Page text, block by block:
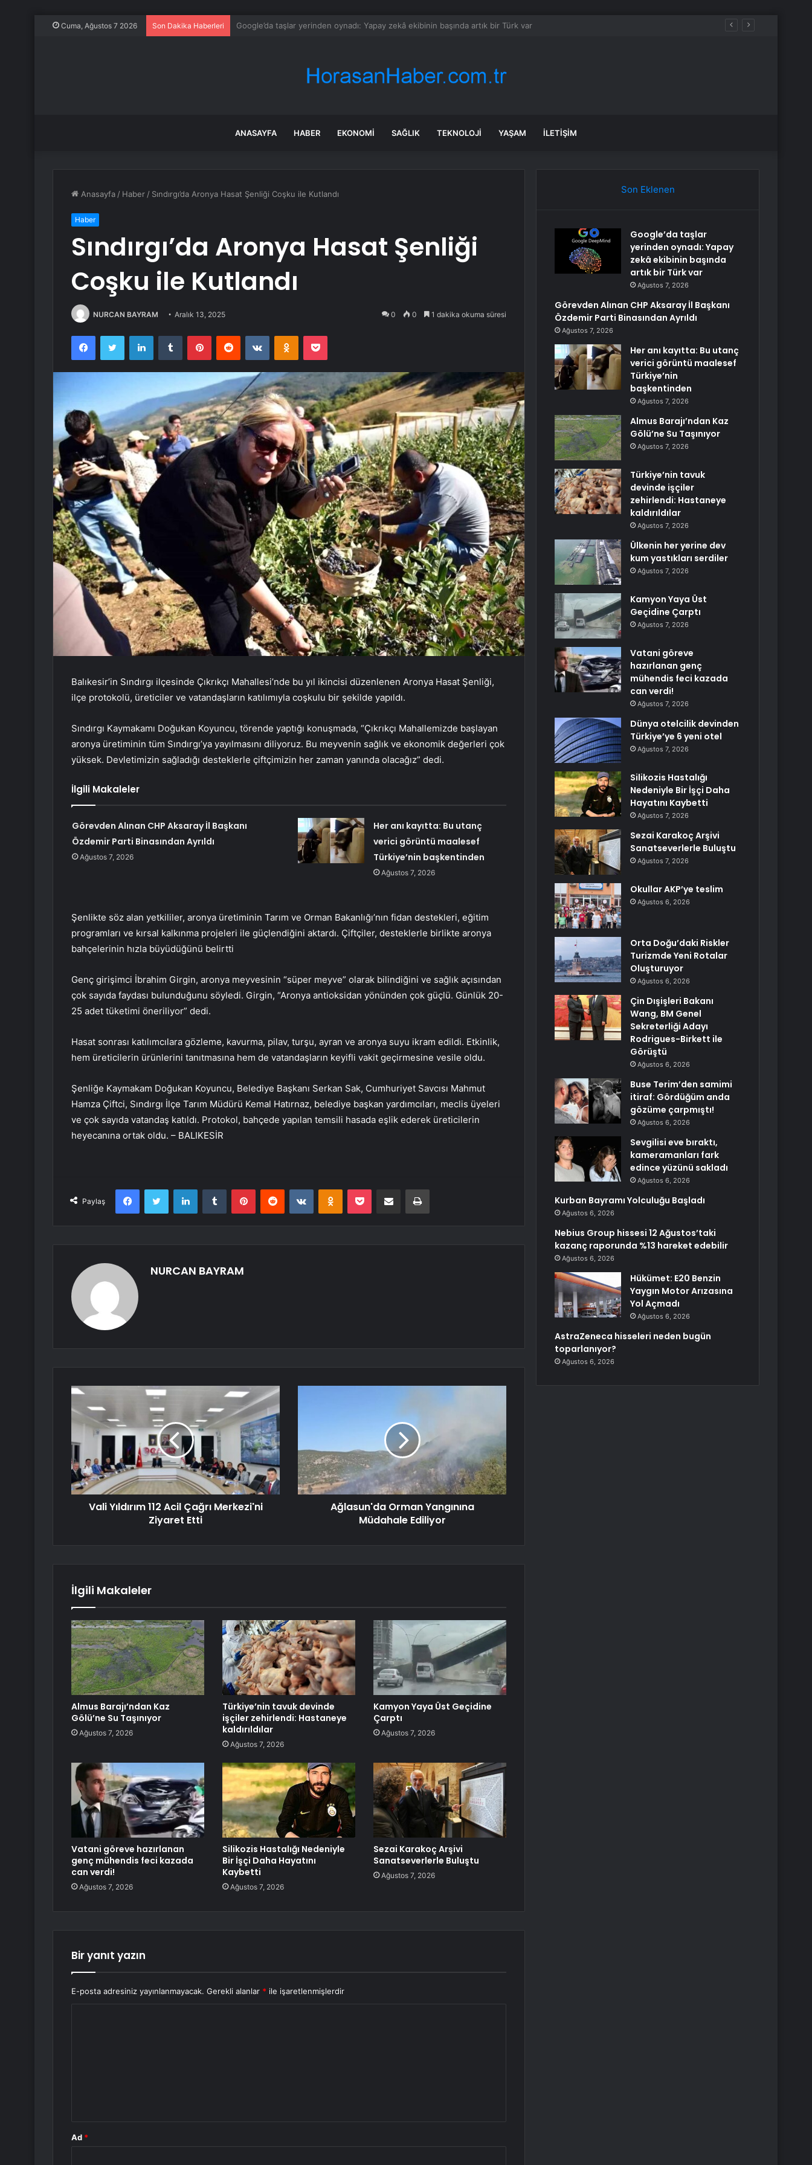
Cuma, Ağustos 7 2026 Son Dakika Haberleri Görevden Alınan CHP Aksaray İl Başkanı Özdemir Parti Binasından Ayrıldı
ANASAYFA HABER EKONOMI SAĞLIK TEKNOLOJI YAŞAM İLETIŞIM
Anasayfa / Haber / Sındırgı’da Aronya Hasat Şenliği Coşku ile Kutlandı
Haber
Sındırgı’da Aronya Hasat Şenliği
Coşku ile Kutlandı
NURCAN BAYRAM Aralık 13, 2025 0 0 1 dakika okuma süresi
FacebookTwitter LinkedInTumblr PinterestReddit VKontakteOdnoklassniki
Pocket
Balıkesir’in Sındırgı ilçesinde Çıkrıkçı Mahallesi’nde bu yıl ikincisi düzenlenen Aronya Hasat Şenliği,
ilçe protokolü, üreticiler ve vatandaşların katılımıyla coşkulu bir şekilde yapıldı.
Sındırgı Kaymakamı Doğukan Koyuncu, törende yaptığı konuşmada, “Çıkrıkçı Mahallemizde başlayan
aronya üretiminin tüm Sındırgı’ya yayılmasını diliyoruz. Bu meyvenin sağlık ve ekonomik değerleri çok
yüksek. Devletimizin sağladığı desteklerle çiftçimizin her zaman yanında olacağız” dedi.
İlgili Makaleler
Görevden Alınan CHP Aksaray İl Başkanı
Özdemir Parti Binasından Ayrıldı
Ağustos 7, 2026
Her anı kayıtta: Bu utanç
verici görüntü maalesef
Türkiye’nin başkentinden
Ağustos 7, 2026
Şenlikte söz alan yetkililer, aronya üretiminin Tarım ve Orman Bakanlığı’nın fidan destekleri, eğitim
programları ve kırsal kalkınma projeleri ile güçlendiğini aktardı. Çiftçiler, desteklerle birlikte aronya
bahçelerinin hızla büyüdüğünü belirtti
Genç girişimci İbrahim Girgin, aronya meyvesinin “süper meyve” olarak bilindiğini ve sağlık açısından
çok sayıda faydası bulunduğunu söyledi. Girgin, “Aronya antioksidan yönünden çok güçlü. Günlük 20-
25 adet tüketimi öneriliyor” dedi.
Hasat sonrası katılımcılara gözleme, kavurma, pilav, turşu, ayran ve aronya suyu ikram edildi. Etkinlik,
hem üreticilerin ürünlerini tanıtmasına hem de vatandaşların keyifli vakit geçirmesine vesile oldu.
Şenliğe Kaymakam Doğukan Koyuncu, Belediye Başkanı Serkan Sak, Cumhuriyet Savcısı Mahmut
Hamza Çiftci, Sındırgı İlçe Tarım Müdürü Kemal Hatırnaz, belediye başkan yardımcıları, meclis üyeleri
ve çok sayıda vatandaş katıldı. Protokol, bahçede yapılan temsili hasada eşlik ederek üreticilerin
heyecanına ortak oldu. – BALIKESİR
Paylaş
FacebookTwitter LinkedInTumblr PinterestReddit VKontakteOdnoklassniki
Pocket E-Posta ile paylaş Yazdır
NURCAN BAYRAM
Vali Yıldırım 112 Acil Çağrı Merkezi'ni
Ziyaret Etti
Ağlasun'da Orman Yangınına
Müdahale Ediliyor
İlgili Makaleler
Almus Barajı’ndan Kaz
Gölü’ne Su Taşınıyor
Ağustos 7, 2026
Türkiye’nin tavuk devinde
işçiler zehirlendi: Hastaneye
kaldırıldılar
Ağustos 7, 2026
Kamyon Yaya Üst Geçidine
Çarptı
Ağustos 7, 2026
Vatani göreve hazırlanan
genç mühendis feci kazada
can verdi!
Ağustos 7, 2026
Silikozis Hastalığı Nedeniyle
Bir İşçi Daha Hayatını
Kaybetti
Ağustos 7, 2026
Sezai Karakoç Arşivi
Sanatseverlerle Buluştu
Ağustos 7, 2026
Bir yanıt yazın
E-posta adresiniz yayınlanmayacak. Gerekli alanlar * ile işaretlenmişlerdir
Ad *
Son Eklenen
Google’da taşlar
yerinden oynadı: Yapay
zekâ ekibinin başında
artık bir Türk var
Ağustos 7, 2026
Görevden Alınan CHP Aksaray İl Başkanı
Özdemir Parti Binasından Ayrıldı
Ağustos 7, 2026
Her anı kayıtta: Bu utanç
verici görüntü maalesef
Türkiye’nin
başkentinden
Ağustos 7, 2026
Almus Barajı’ndan Kaz
Gölü’ne Su Taşınıyor
Ağustos 7, 2026
Türkiye’nin tavuk
devinde işçiler
zehirlendi: Hastaneye
kaldırıldılar
Ağustos 7, 2026
Ülkenin her yerine dev
kum yastıkları serdiler
Ağustos 7, 2026
Kamyon Yaya Üst
Geçidine Çarptı
Ağustos 7, 2026
Vatani göreve
hazırlanan genç
mühendis feci kazada
can verdi!
Ağustos 7, 2026
Dünya otelcilik devinden
Türkiye’ye 6 yeni otel
Ağustos 7, 2026
Silikozis Hastalığı
Nedeniyle Bir İşçi Daha
Hayatını Kaybetti
Ağustos 7, 2026
Sezai Karakoç Arşivi
Sanatseverlerle Buluştu
Ağustos 7, 2026
Okullar AKP’ye teslim
Ağustos 6, 2026
Orta Doğu’daki Riskler
Turizmde Yeni Rotalar
Oluşturuyor
Ağustos 6, 2026
Çin Dışişleri Bakanı
Wang, BM Genel
Sekreterliği Adayı
Rodrigues-Birkett ile
Görüştü
Ağustos 6, 2026
Buse Terim’den samimi
itiraf: Gördüğüm anda
gözüme çarpmıştı!
Ağustos 6, 2026
Sevgilisi eve bıraktı,
kameramanları fark
edince yüzünü sakladı
Ağustos 6, 2026
Kurban Bayramı Yolculuğu Başladı
Ağustos 6, 2026
Nebius Group hissesi 12 Ağustos’taki
kazanç raporunda %13 hareket edebilir
Ağustos 6, 2026
Hükümet: E20 Benzin
Yaygın Motor Arızasına
Yol Açmadı
Ağustos 6, 2026
AstraZeneca hisseleri neden bugün
toparlanıyor?
Ağustos 6, 2026